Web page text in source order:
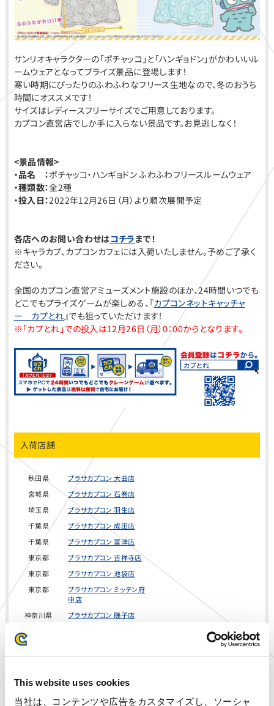
This website uses cookies
当社は、コンテンツや広告をカスタマイズし、ソーシャ
サンリオキャラクターの「ポチャッコ」と「ハンギョドン」がかわいいル
ームウェアとなってプライズ景品に登場します！
寒い時期にぴったりのふわふわなフリース生地なので、冬のおうち
時間にオススメです！
サイズはレディースフリーサイズでご用意しております。
カプコン直営店でしか手に入らない景品です。お見逃しなく！
<景品情報>
・品名 ：ポチャッコ・ハンギョドン ふわふわフリースルームウェア
・種類数：全2種
・投入日：2022年12月26日（月）より順次展開予定
各店へのお問い合わせはコチラまで！
※キャラカプ、カプコンカフェには入荷いたしません。予めご了承く
ださい。
全国のカプコン直営アミューズメント施設のほか、24時間いつでも
どこでもプライズゲームが楽しめる、『カプコンネットキャッチャ
ー カプとれ 』でも狙っていただけます！
※「カプとれ」での投入は12月26日（月）0：00からとなります。
入荷店舗
秋田県
プラサカプコン 大曲店
宮城県
プラサカプコン 石巻店
埼玉県
プラサカプコン 羽生店
千葉県
プラサカプコン 成田店
千葉県
プラサカプコン 富津店
東京都
プラサカプコン 吉祥寺店
東京都
プラサカプコン 池袋店
東京都
プラサカプコン ミッテン府
中店
神奈川県
プラサカプコン 磯子店
神奈川県
愛知県
プラサカプコン 徳重店
京都府
プラサカプコン 京都店